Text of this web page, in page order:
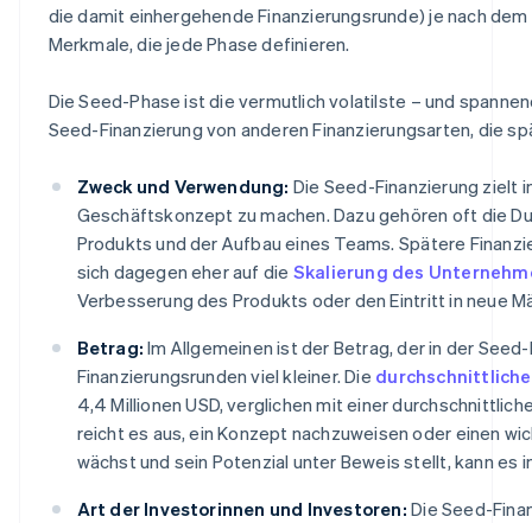
die damit einhergehende Finanzierungsrunde) je nach
Merkmale, die jede Phase definieren.
Die Seed-Phase ist die vermutlich volatilste – und
Seed-Finanzierung von anderen Finanzierungsarten, die
Zweck und Verwendung: Die Seed-Finanzierung zielt
Geschäftskonzept zu machen. Dazu gehören oft die
Produkts und der Aufbau eines Teams. Spätere
sich dagegen eher auf die Skalierung des
Verbesserung des Produkts oder den Eintritt in neue
Betrag: Im Allgemeinen ist der Betrag, der in der
Finanzierungsrunden viel kleiner. Die
4,4 Millionen USD, verglichen mit einer
reicht es aus, ein Konzept nachzuweisen oder einen
wächst und sein Potenzial unter Beweis stellt, kann
Art der Investorinnen und Investoren: Die Seed-